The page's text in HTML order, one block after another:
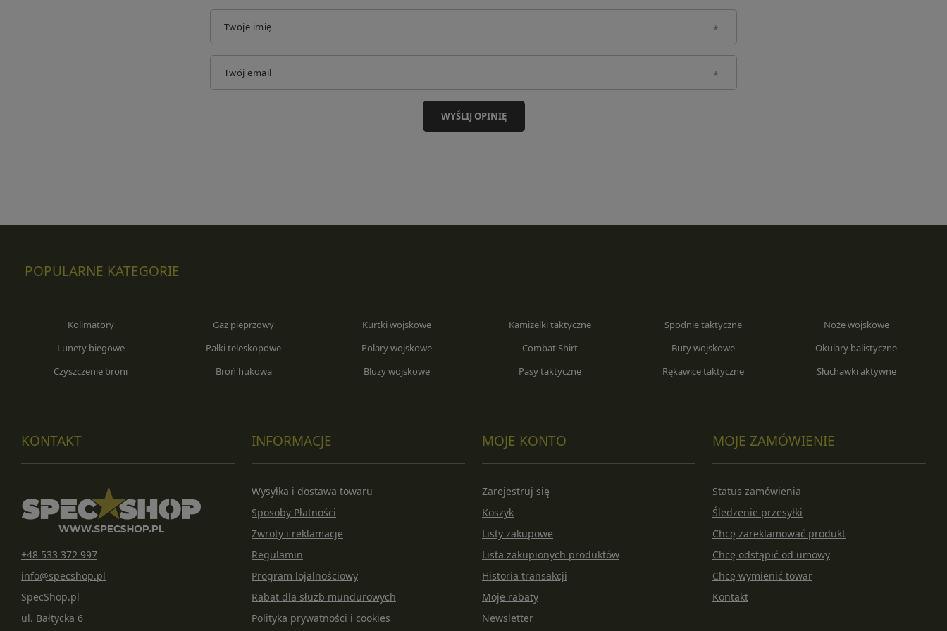
Twoje imię
Twój email
WYŚLIJ OPINIĘ
POPULARNE KATEGORIE
Kolimatory
Lunety biegowe
Czyszczenie broni
Gaz pieprzowy
Pałki teleskopowe
Broń hukowa
Kurtki wojskowe
Polary wojskowe
Bluzy wojskowe
Kamizelki taktyczne
Combat Shirt
Pasy taktyczne
Spodnie taktyczne
Buty wojskowe
Rękawice taktyczne
Noże wojskowe
Okulary balistyczne
Słuchawki aktywne
MOJE ZAMÓWIENIE
Status zamówienia
Śledzenie przesyłki
Chcę zareklamować produkt
Chcę odstąpić od umowy
Chcę wymienić towar
Kontakt
MOJE KONTO
Zarejestruj się
Koszyk
Listy zakupowe
Lista zakupionych produktów
Historia transakcji
Moje rabaty
Newsletter
KONTAKT
+48 533 372 997
info@specshop.pl
SpecShop.pl
ul. Bałtycka 6
INFORMACJE
Wysyłka i dostawa towaru
Sposoby Płatności
Zwroty i reklamacje
Regulamin
Program lojalnościowy
Rabat dla służb mundurowych
Polityka prywatności i cookies